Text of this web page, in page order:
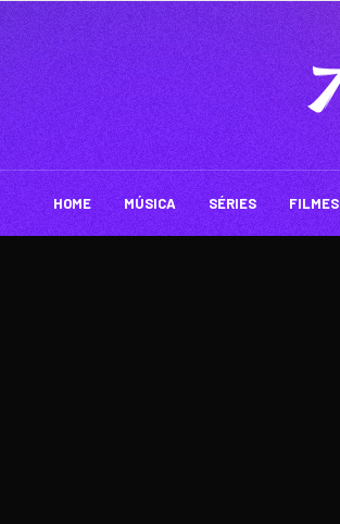
HOME MÚSICA SÉRIES FILMES